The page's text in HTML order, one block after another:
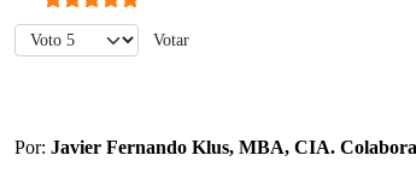
Ratio:5/5
Por favor, vote
Por: Javier Fernando Klus, MBA, CIA.